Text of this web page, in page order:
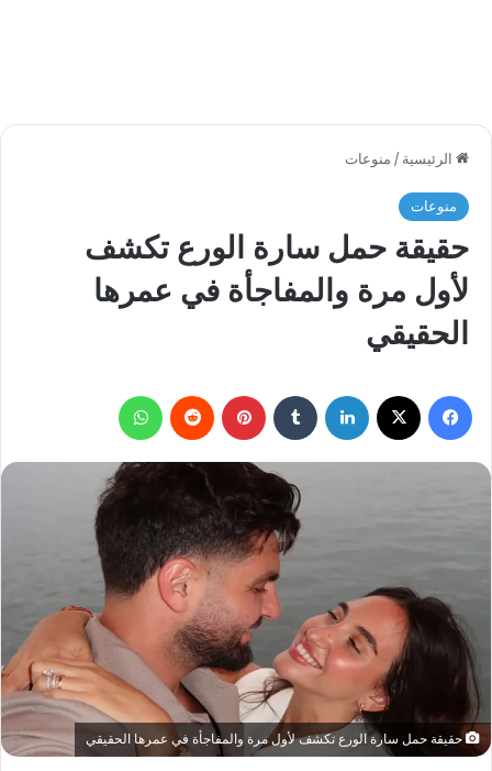
الرئيسية / منوعات
منوعات
حقيقة حمل سارة الورع تكشف
لأول مرة والمفاجأة في عمرها
الحقيقي
فيسبوك لينكدإن بينتيريست
حقيقة حمل سارة الورع تكشف لأول مرة والمفاجأة في عمرها الحقيقي